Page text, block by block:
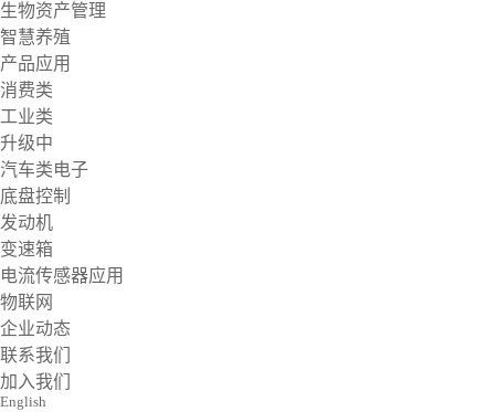
生物资产管理
智慧养殖
产品应用
消费类
工业类
升级中
汽车类电子
底盘控制
发动机
变速箱
电流传感器应用
物联网
企业动态
联系我们
加入我们
English